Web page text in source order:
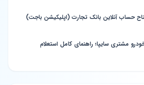
حساب آنلاین بانک تجارت (اپلیکیشن باجت)
مشتری سایپا؛ راهنمای کامل استعلام